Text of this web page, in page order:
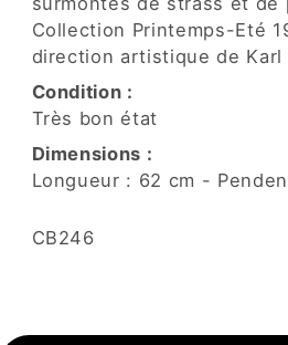
Collection Printemps-Eté
direction artistique de Karl
Condition :
Très bon état
Dimensions :
Longueur : 62 cm -
SKU:
CB246